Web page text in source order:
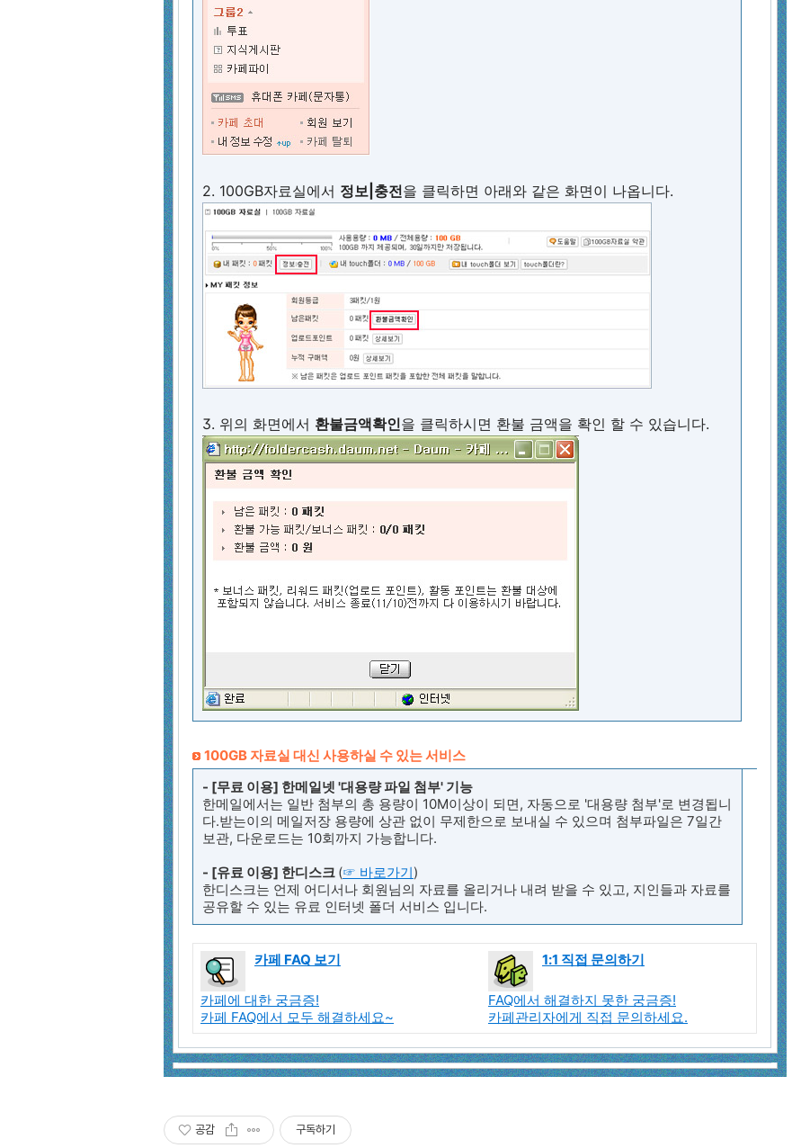
2. 100GB자료실에서 정보|충전을 클릭하면 아래와 같은 화면이 나옵니다.
3. 위의 화면에서 환불금액확인을 클릭하시면 환불 금액을 확인 할 수 있습니다.
100GB 자료실 대신 사용하실 수 있는 서비스
- [무료 이용] 한메일넷 '대용량 파일 첨부' 기능
한메일에서는 일반 첨부의 총 용량이 10M이상이 되면, 자동으로 '대용량 첨부'로 변경됩니
다.받는이의 메일저장 용량에 상관 없이 무제한으로 보내실 수 있으며 첨부파일은 7일간
보관, 다운로드는 10회까지 가능합니다.
- [유료 이용] 한디스크 (☞ 바로가기)
한디스크는 언제 어디서나 회원님의 자료를 올리거나 내려 받을 수 있고, 지인들과 자료를
공유할 수 있는 유료 인터넷 폴더 서비스 입니다.
카페 FAQ 보기
카페에 대한 궁금증!
카페 FAQ에서 모두 해결하세요~
1:1 직접 문의하기
FAQ에서 해결하지 못한 궁금증!
카페관리자에게 직접 문의하세요.
공감 구독하기